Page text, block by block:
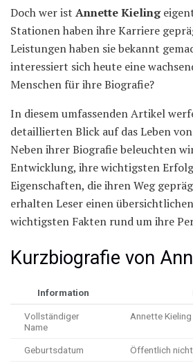
Doch wer ist Annette Kieling
Stationen haben ihre Karriere
Leistungen haben sie bekannt
interessiert sich heute eine
Menschen für ihre Biografie?
In diesem umfassenden Artikel
detaillierten Blick auf das Leben von
Neben ihrer Biografie beleuchten
Entwicklung, ihre wichtigsten
Eigenschaften, die ihren Weg
erhalten Leser einen
wichtigsten Fakten rund um ihre
Kurzbiografie von
Information
Vollständiger
Name
Annette Kieling
Geburtsdatum Öffentlich